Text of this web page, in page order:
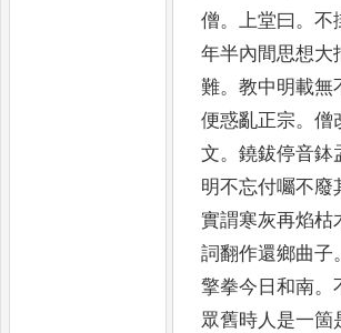
僧。上堂曰 。不
年半內間思想大
難。教中明載無
便惑亂正宗。僧
文。鐃鈸停音鉢
明不忘付囑不廢
實謂寒灰再焰枯
詞翻作還鄉曲子。
擎拳今日和南。
眾舊時人是一箇